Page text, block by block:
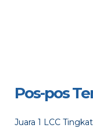
Pos-pos
Juara 1 LCC